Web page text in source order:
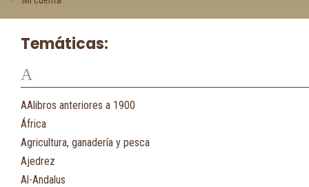
Temáticas:
A
AAlibros anteriores a 1900
África
Agricultura, ganadería y pesca
Ajedrez
Al-Andalus